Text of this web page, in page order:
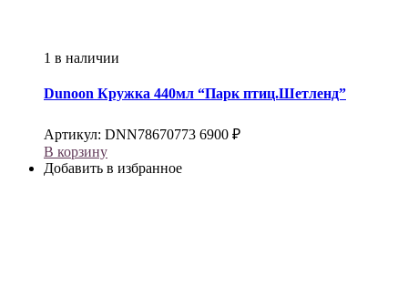
1 в наличии
Dunoon Кружка 440мл “Парк птиц.Шетленд”
Артикул: DNN78670773 6900 ₽
В корзину
Добавить в избранное